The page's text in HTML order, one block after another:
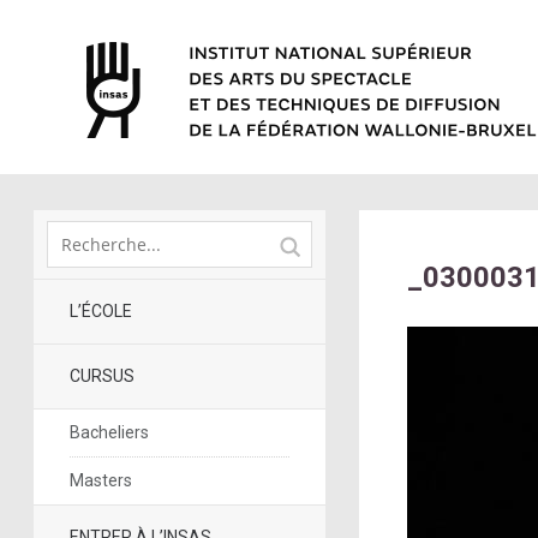
L’ÉCOLE
CURSUS
Bacheliers
Masters